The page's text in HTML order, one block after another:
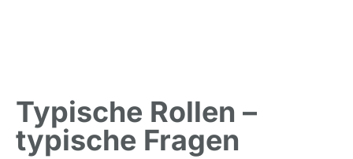
Typische Rollen –
typische Fragen